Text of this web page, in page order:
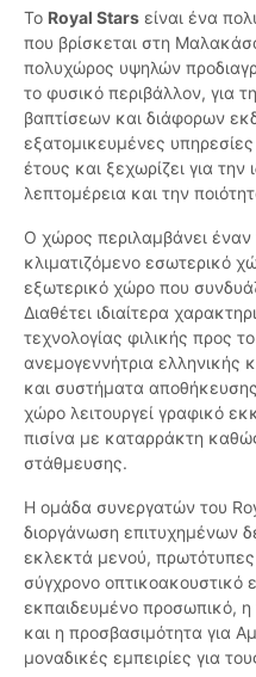
Το Royal Stars είναι ένα
που βρίσκεται στη
πολυχώρος υψηλών
το φυσικό περιβάλλον, για
βαπτίσεων και διάφορων
εξατομικευμένες
έτους και ξεχωρίζει για την
λεπτομέρεια και την
Ο χώρος περιλαμβάνει
κλιματιζόμενο εσωτερικό
εξωτερικό χώρο που
Διαθέτει ιδιαίτερα
τεχνολογίας φιλικής προς
ανεμογεννήτρια ελληνικής
και συστήματα
χώρο λειτουργεί γραφικό
πισίνα με καταρράκτη
στάθμευσης.
Η ομάδα συνεργατών του
διοργάνωση επιτυχημένων
εκλεκτά μενού, πρωτότυπες
σύγχρονο οπτικοακουστικό
εκπαιδευμένο προσωπικό,
και η προσβασιμότητα για
μοναδικές εμπειρίες για